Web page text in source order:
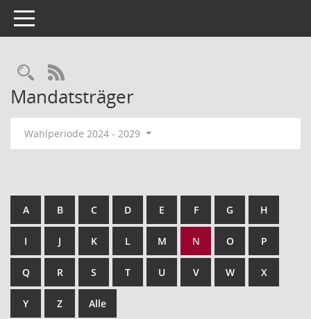
Toggle navigation
Rechercheauswahl
RSS-Feed
Mandatsträger
Wahlperiode 2024 - 2029
A B C D E F G H
I J K L M N O P
Q R S T U V W X
Y Z Alle